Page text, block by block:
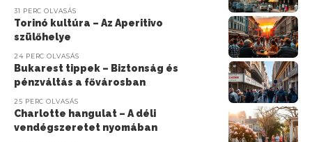
31 PERC OLVASÁS
Torinó kultúra – Az Aperitivo
szülőhelye
24 PERC OLVASÁS
Bukarest tippek – Biztonság és
pénzváltás a fővárosban
25 PERC OLVASÁS
Charlotte hangulat – A déli
vendégszeretet nyomában